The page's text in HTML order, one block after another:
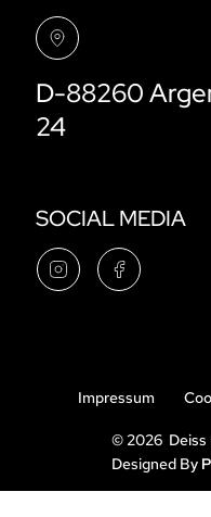
D-88260
24
SOCIAL MEDIA
© 2026 Deiss
Designed By
Impressum